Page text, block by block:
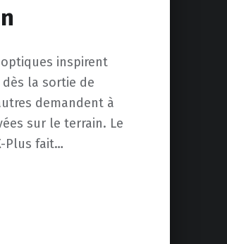
inspirent
la sortie de
demandent à
sur le terrain. Le
Plus fait…